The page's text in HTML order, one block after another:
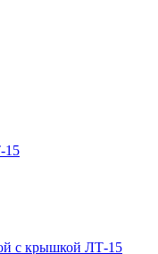
с крышкой ЛТ-15